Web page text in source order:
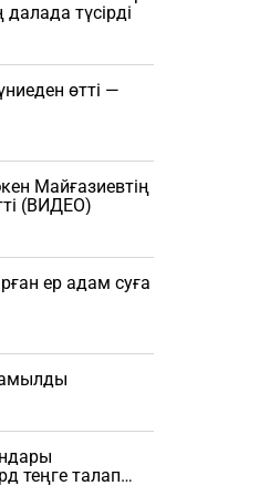
түсірді
өтті —
Майғазиевтің
(ВИДЕО)
ер адам суға
теңге талап